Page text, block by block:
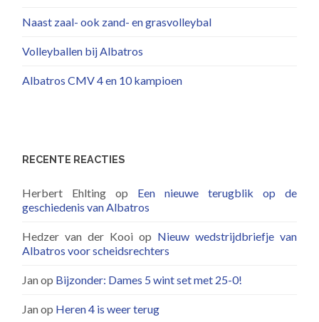
Naast zaal- ook zand- en grasvolleybal
Volleyballen bij Albatros
Albatros CMV 4 en 10 kampioen
RECENTE REACTIES
Herbert Ehlting op Een nieuwe terugblik op de
geschiedenis van Albatros
Hedzer van der Kooi op Nieuw wedstrijdbriefje van
Albatros voor scheidsrechters
Janop Bijzonder: Dames 5 wint set met 25-0!
Janop Heren 4 is weer terug